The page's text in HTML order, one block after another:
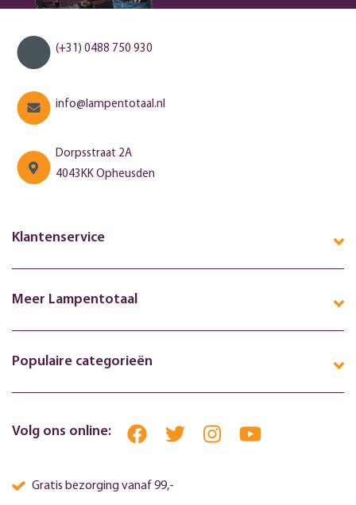
(+31) 0488 750 930
info@lampentotaal.nl
Dorpsstraat 2A
4043KK Opheusden
Klantenservice
Meer Lampentotaal
Populaire categorieën
Volg ons online:
Gratis bezorging vanaf 99,-